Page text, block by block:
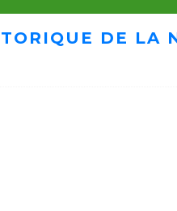
DE LA